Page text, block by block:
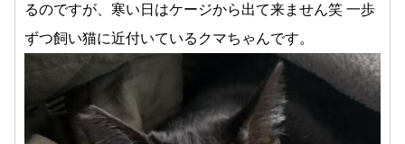
るのですが、寒い日はケージから出て来ません笑 一歩
ずつ飼い猫に近付いているクマちゃんです。